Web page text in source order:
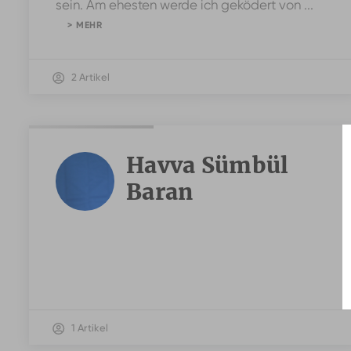
sein. Am ehesten werde ich geködert von ...
> MEHR
2 Artikel
Havva Sümbül
Baran
1 Artikel